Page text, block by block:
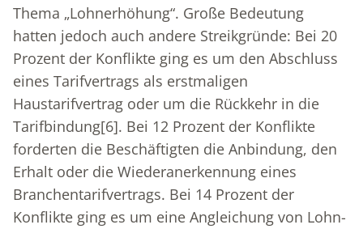
Thema „Lohnerhöhung“. Große Bedeutung
hatten jedoch auch andere Streikgründe: Bei 20
Prozent der Konflikte ging es um den Abschluss
eines Tarifvertrags als erstmaligen
Haustarifvertrag oder um die Rückkehr in die
Tarifbindung[6]. Bei 12 Prozent der Konflikte
forderten die Beschäftigten die Anbindung, den
Erhalt oder die Wiederanerkennung eines
Branchentarifvertrags. Bei 14 Prozent der
Konflikte ging es um eine Angleichung von Lohn-